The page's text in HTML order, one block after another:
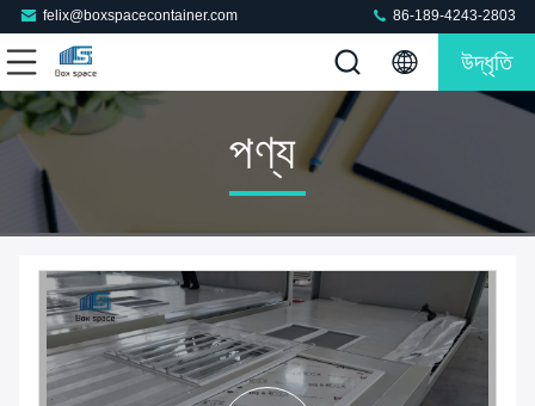
felix@boxspacecontainer.com 86-189-4243-2803
উদ্ধৃতি
পণ্য